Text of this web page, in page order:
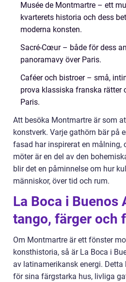
Musée de Montmartre – ett
kvarterets historia och dess
moderna konsten.
Sacré-Cœur – både för dess
panoramavy över Paris.
Caféer och bistroer – små,
prova klassiska franska rätter
Paris.
Att besöka Montmartre är som
konstverk. Varje gathörn bär på
fasad har inspirerat en målning,
möter är en del av den
blir det en påminnelse om hur
människor, över tid och rum.
La Boca i Buenos
tango, färger och
Om Montmartre är ett fönster
konsthistoria, så är La Boca i
av latinamerikansk energi.
för sina färgstarka hus, livliga